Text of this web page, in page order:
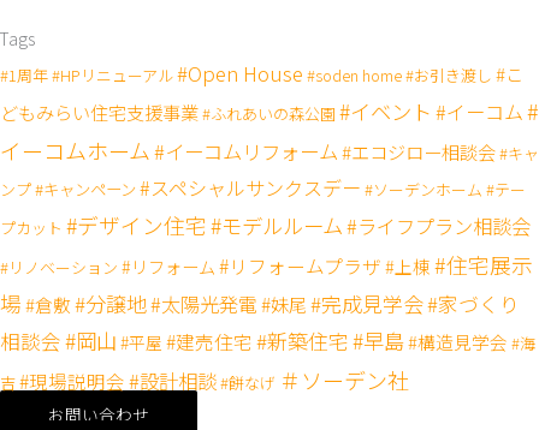
Tags
#1周年#HPリニューアル#Open House #soden home#お引き渡し #こ
どもみらい住宅支援事業#ふれあいの森公園 #イベント #イーコム#
イーコムホーム #イーコムリフォーム#エコジロー相談会#キャ
ンプ#キャンペーン#スペシャルサンクスデー #ソーデンホーム #テー
プカット #デザイン住宅 #モデルルーム#ライフプラン相談会
#リノベーション #リフォーム#リフォームプラザ#上棟#住宅展示
場#倉敷#分譲地#太陽光発電#妹尾#完成見学会#家づくり
相談会#岡山 #平屋 #建売住宅 #新築住宅#早島#構造見学会 #海
吉#現場説明会#設計相談#餅なげ ＃ソーデン社
お問い合わせ